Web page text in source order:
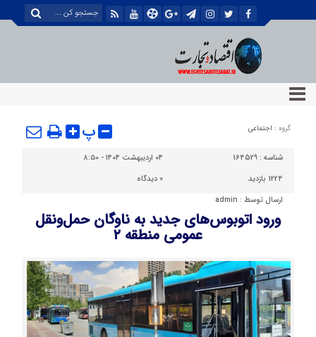
گروه : اجتماعی پ
شناسه : 164529
۰۴ اردیبهشت ۱۴۰۴ - ۸:۵۰
1224 بازدید
0 دیدگاه
ارسال توسط : admin
ورود اتوبوس‌های جدید به ناوگان حمل‌ونقل
عمومی منطقه ۲